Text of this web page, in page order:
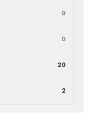
0
0
20
2